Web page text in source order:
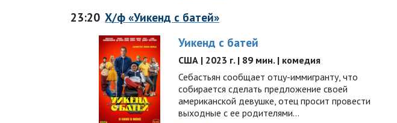
23:20 Х/ф «Уикенд с батей»
Уикенд с батей
США | 2023 г. | 89 мин. | комедия
Себастьян сообщает отцу-иммигранту, что
собирается сделать предложение своей
американской девушке, отец просит провести
выходные с ее родителями…